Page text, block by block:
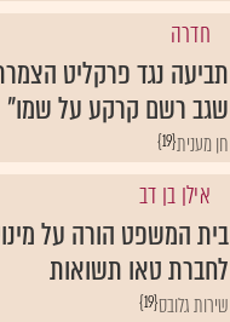
חדרה
תביעה נגד פרקליט
שגב רשם קרקע על שמו"
{19}חן מענית
אילן בן דב
בית המשפט הורה על
לחברת טאו תשואות
{19}שירות גלובס